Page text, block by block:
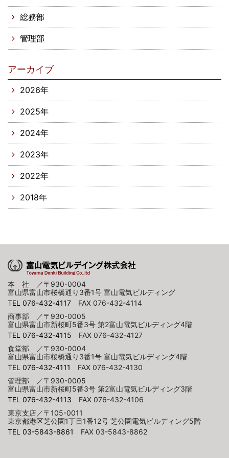
総務部
管理部
アーカイブ
2026年
2025年
2024年
2023年
2022年
2018年
本 社 ／〒930-0004
富山県富山市桜橋通り3番1号 富山電気ビルディング
TEL 076-432-4117 FAX 076-432-4114
商事部 ／〒930-0005
富山県富山市新桜町5番3号 第2富山電気ビルディング4階
TEL 076-432-4115 FAX 076-432-4127
食堂部 ／〒930-0004
富山県富山市桜橋通り3番1号 富山電気ビルディング4階
TEL 076-432-4111
FAX 076-432-4130
管理部 ／〒930-0005
富山県富山市新桜町5番3号 第2富山電気ビルディング3階
TEL 076-432-4113 FAX 076-432-4106
東京支店／〒105-0011
東京都港区芝公園1丁目1番12号 芝公園電気ビルディング5階
TEL 03-5843-8861
FAX 03-5843-8862